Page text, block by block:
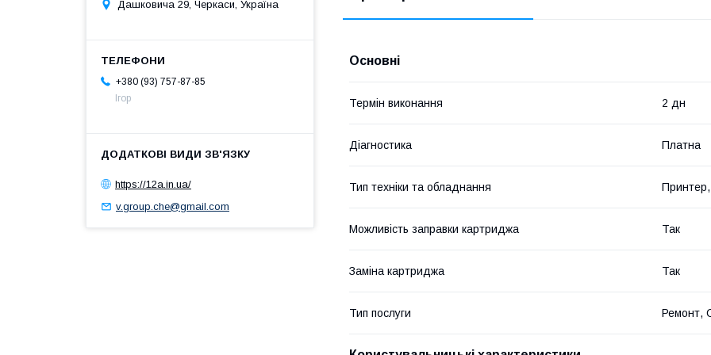
Основні
Термін виконання 2 дн
Діагностика Платна
Тип техніки та обладнання
Можливість заправки картриджа Так
Заміна картриджа Так
Тип послуги Ремонт,
Дашковича 29, Черкаси, Україна
+380 (93) 757-87-85
Ігор
https://12a.in.ua/
v.group.che@gmail.com